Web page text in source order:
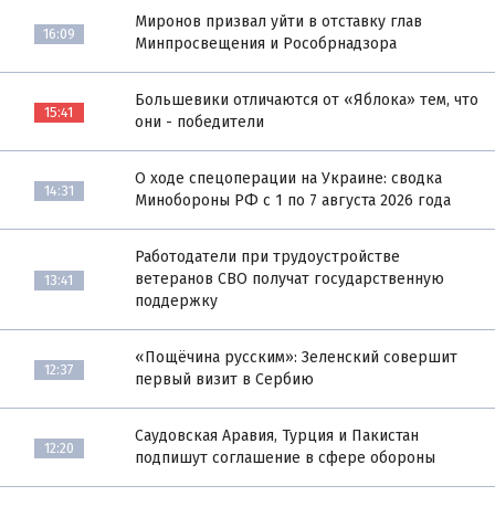
16:09
Миронов призвал уйти в отставку глав
Минпросвещения и Рособрнадзора
15:41
Большевики отличаются от «Яблока» тем, что
они - победители
14:31
О ходе спецоперации на Украине: сводка
Минобороны РФ с 1 по 7 августа 2026 года
13:41
Работодатели при трудоустройстве
ветеранов СВО получат государственную
поддержку
12:37
«Пощёчина русским»: Зеленский совершит
первый визит в Сербию
12:20
Саудовская Аравия, Турция и Пакистан
подпишут соглашение в сфере обороны